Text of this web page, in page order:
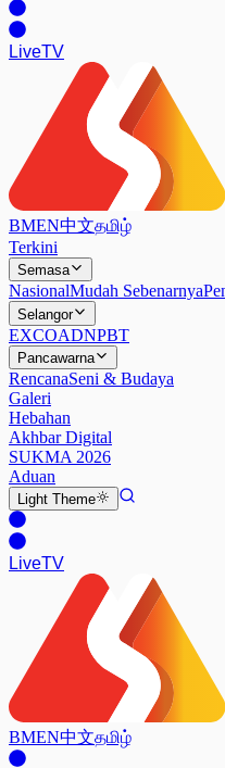
LiveTV
BMEN中文தமிழ்
Terkini
Semasa
NasionalMudah Sebenarnya
Selangor
EXCOADNPBT
Pancawarna
RencanaSeni & Budaya
Galeri
Hebahan
Akhbar Digital
SUKMA 2026
Aduan
Light Theme
LiveTV
BMEN中文தமிழ்